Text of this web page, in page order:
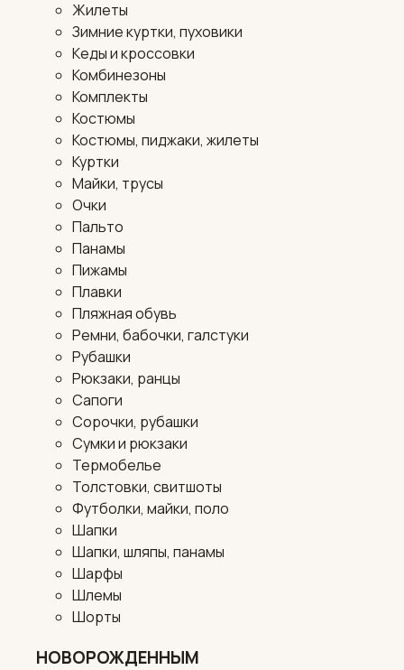
Жилеты
Зимние куртки, пуховики
Кеды и кроссовки
Комбинезоны
Комплекты
Костюмы
Костюмы, пиджаки, жилеты
Куртки
Майки, трусы
Очки
Пальто
Панамы
Пижамы
Плавки
Пляжная обувь
Ремни, бабочки, галстуки
Рубашки
Рюкзаки, ранцы
Сапоги
Сорочки, рубашки
Сумки и рюкзаки
Термобелье
Толстовки, свитшоты
Футболки, майки, поло
Шапки
Шапки, шляпы, панамы
Шарфы
Шлемы
Шорты
НОВОРОЖДЕННЫМ